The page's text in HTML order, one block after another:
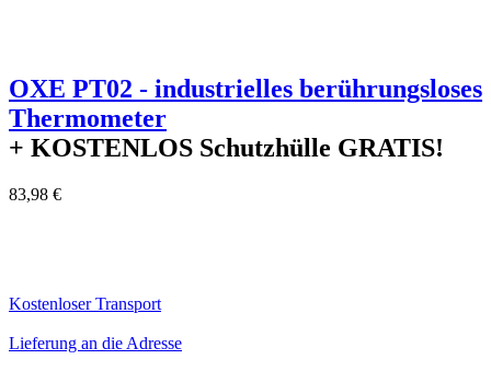
OXE PT02 - industrielles berührungsloses
Thermometer
+ KOSTENLOS Schutzhülle GRATIS!
83,98 €
Kostenloser Transport
Lieferung an die Adresse